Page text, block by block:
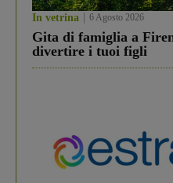
In vetrina 6 Agosto 2026
Gita di famiglia a
divertire i tuoi figli